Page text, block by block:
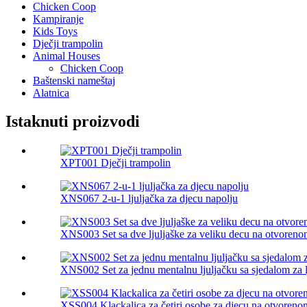
Chicken Coop
Kampiranje
Kids Toys
Dječji trampolin
Animal Houses
Chicken Coop
Baštenski nameštaj
Alatnica
Istaknuti proizvodi
XPT001 Dječji trampolin
XNS067 2-u-1 ljuljačka za djecu napolju
XNS003 Set sa dve ljuljaške za veliku decu na
XNS002 Set za jednu mentalnu ljuljačku sa sjedalom za